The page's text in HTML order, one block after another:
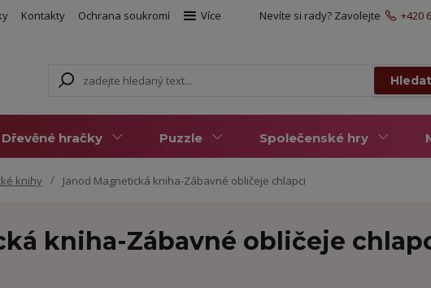
Kontakty Ochrana soukromí Více
Hledat
Nevíte si rady? Zavolejte +420
Dřevěné hračky Puzzle Společenské hry
knihy Janod Magnetická kniha-Zábavné obličeje chlapci
kniha-Zábavné obličeje